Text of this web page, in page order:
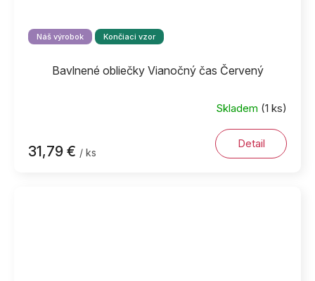
Náš výrobok Končiaci vzor
Bavlnené obliečky Vianočný čas Červený
Skladem (1 ks)
31,79 € / ks
Detail